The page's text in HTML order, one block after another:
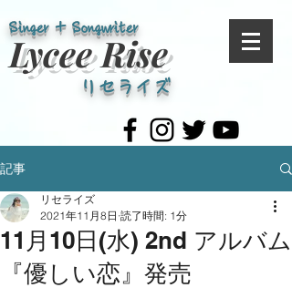
Lycee Rise
リセライズ
Singer + Songwriter​
記事
11月10日(水) 2nd アルバム
『優しい恋』発売
リセライズ
2021年11月8日 読了時間: 1分